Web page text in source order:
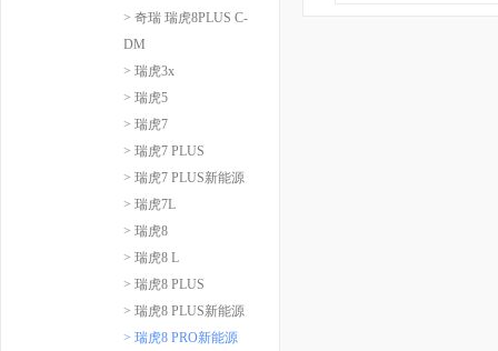
> 奇瑞 瑞虎8PLUS C-
DM
> 瑞虎3x
> 瑞虎5
> 瑞虎7
> 瑞虎7 PLUS
> 瑞虎7 PLUS新能源
> 瑞虎7L
> 瑞虎8
> 瑞虎8 L
> 瑞虎8 PLUS
> 瑞虎8 PLUS新能源
> 瑞虎8 PRO新能源